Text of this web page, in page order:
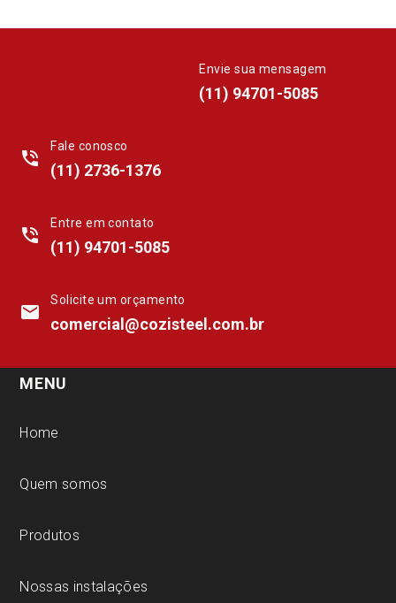
Envie sua mensagem
(11) 94701-5085
phone_in_talk
Fale conosco
(11) 2736-1376
phone_in_talk
Entre em contato
(11) 94701-5085
mail
Solicite um orçamento
comercial@cozisteel.com.br
MENU
Home
Quem somos
Produtos
Nossas instalações